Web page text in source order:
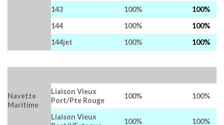
143
100%
100%
144
100%
100%
144jet
100% 100%
Navette
Maritime
Liaison Vieux
Port/Pte Rouge
100% 100%
Liaison Vieux
100% 100%